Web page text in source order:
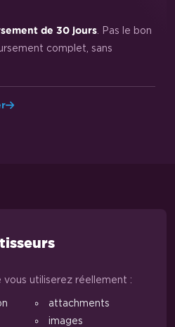
de 30 jours . Pas le bon
complet, sans
vous utiliserez réellement :
attachments
images